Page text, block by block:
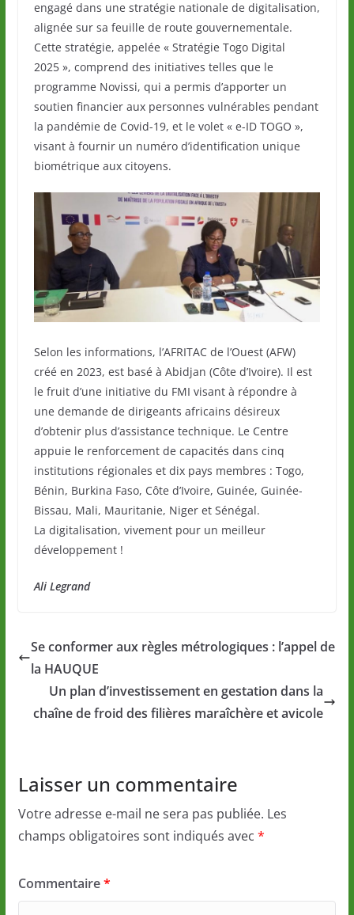
engagé dans une stratégie nationale de digitalisation,
alignée sur sa feuille de route gouvernementale.
Cette stratégie, appelée « Stratégie Togo Digital
2025 », comprend des initiatives telles que le
programme Novissi, qui a permis d’apporter un
soutien financier aux personnes vulnérables pendant
la pandémie de Covid-19, et le volet « e-ID TOGO »,
visant à fournir un numéro d’identification unique
biométrique aux citoyens.
Selon les informations, l’AFRITAC de l’Ouest (AFW)
créé en 2023, est basé à Abidjan (Côte d’Ivoire). Il est
le fruit d’une initiative du FMI visant à répondre à
une demande de dirigeants africains désireux
d’obtenir plus d’assistance technique. Le Centre
appuie le renforcement de capacités dans cinq
institutions régionales et dix pays membres : Togo,
Bénin, Burkina Faso, Côte d’Ivoire, Guinée, Guinée-
Bissau, Mali, Mauritanie, Niger et Sénégal.
La digitalisation, vivement pour un meilleur
développement !
Ali Legrand
Se conformer aux règles métrologiques : l’appel de
la HAUQUE
Un plan d’investissement en gestation dans la
chaîne de froid des filières maraîchère et avicole
Laisser un commentaire
Votre adresse e-mail ne sera pas publiée. Les
champs obligatoires sont indiqués avec *
Commentaire*